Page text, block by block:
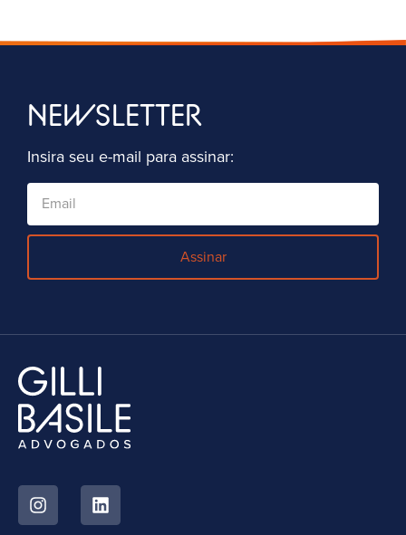
NEWSLETTER
Insira seu e-mail para assinar:
Assinar